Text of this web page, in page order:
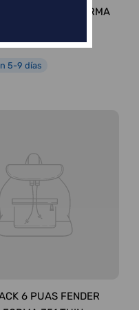
SURTIDAS FORMA
5-9 días
6 PUAS FENDER